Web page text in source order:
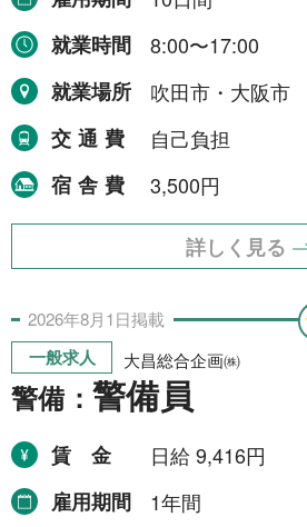
関西地方
近畿一円
京阪神間
阪神間
大阪府
京都府
奈良県
和歌山県
東海地方
愛知県
就業時間
8:00〜17:00
就業場所
吹田市・大阪市
交通費
自己負担
宿舎費
3,500円
詳しく見る
2026年8月1日掲載
一般求人 大昌総合企画㈱
警備： 警備員
賃金
日給 9,416円
雇用期間
1年間